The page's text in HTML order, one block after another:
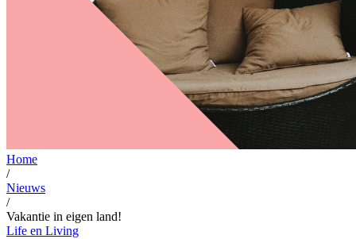
Home
/
Nieuws
/
Vakantie in eigen land!
Life en Living